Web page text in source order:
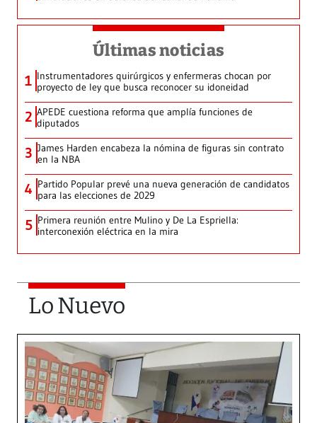
Últimas noticias
1 Instrumentadores quirúrgicos y enfermeras chocan por
proyecto de ley que busca reconocer su idoneidad
2 APEDE cuestiona reforma que amplía funciones de
diputados
3 James Harden encabeza la nómina de figuras sin contrato
en la NBA
4 Partido Popular prevé una nueva generación de candidatos
para las elecciones de 2029
5 Primera reunión entre Mulino y De La Espriella:
interconexión eléctrica en la mira
Lo Nuevo